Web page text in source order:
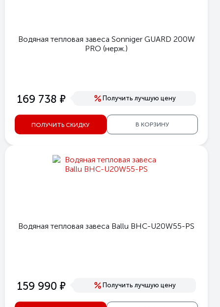
Водяная тепловая завеса Sonniger GUARD 200W
PRO (нерж.)
169 738 е Получить лучшую цену
ПОЛУЧИТЬ СКИДКУ В КОРЗИНУ
Водяная тепловая завеса Ballu BHC-U20W55-PS
159 990 е Получить лучшую цену